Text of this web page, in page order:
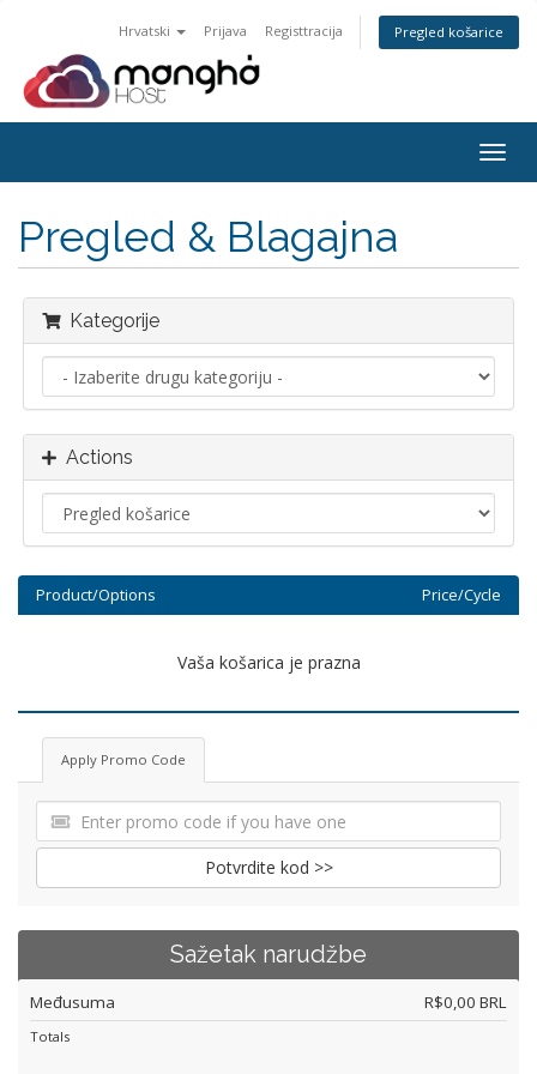
Hrvatski Prijava Registtracija Pregled košarice
Pregled & Blagajna
Kategorije
Actions
Product/Options Price/Cycle
Vaša košarica je prazna
Apply Promo Code
Potvrdite kod >>
Sažetak narudžbe
Međusuma R$0,00 BRL
Totals